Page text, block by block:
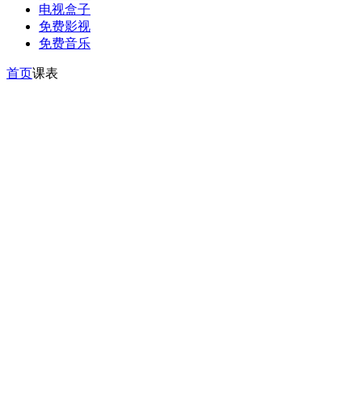
电视盒子
免费影视
免费音乐
首页课表